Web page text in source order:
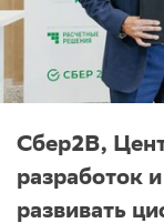
Сбер2B,
разработок
развивать